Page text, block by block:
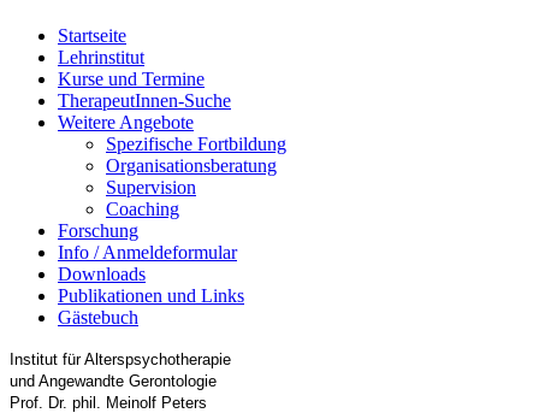
Startseite
Lehrinstitut
Kurse und Termine
TherapeutInnen-Suche
Weitere Angebote
Spezifische Fortbildung
Organisationsberatung
Supervision
Coaching
Forschung
Info / Anmeldeformular
Downloads
Publikationen und Links
Gästebuch
Institut für Alterspsychotherapie
und Angewandte Gerontologie
Prof. Dr. phil. Meinolf Peters